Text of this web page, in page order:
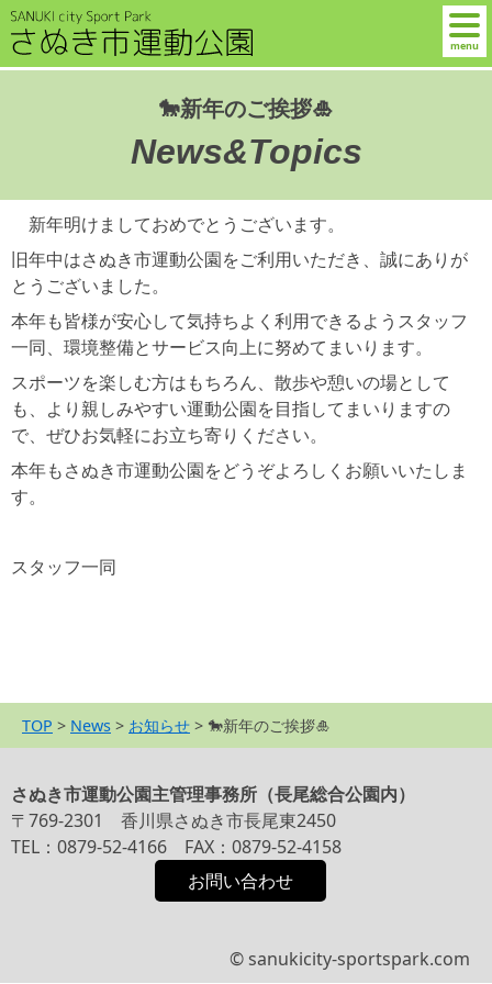
menu
🐎新年のご挨拶🎍
News&Topics
新年明けましておめでとうございます。
旧年中はさぬき市運動公園をご利用いただき、誠にありが
とうございました。
本年も皆様が安心して気持ちよく利用できるようスタッフ
一同、環境整備とサービス向上に努めてまいります。
スポーツを楽しむ方はもちろん、散歩や憩いの場として
も、より親しみやすい運動公園を目指してまいりますの
で、ぜひお気軽にお立ち寄りください。
本年もさぬき市運動公園をどうぞよろしくお願いいたしま
す。
スタッフ一同
TOP > News > お知らせ > 🐎新年のご挨拶🎍
さぬき市運動公園主管理事務所（長尾総合公園内）
〒769-2301 香川県さぬき市長尾東2450
TEL：0879-52-4166 FAX：0879-52-4158
お問い合わせ
© sanukicity-sportspark.com